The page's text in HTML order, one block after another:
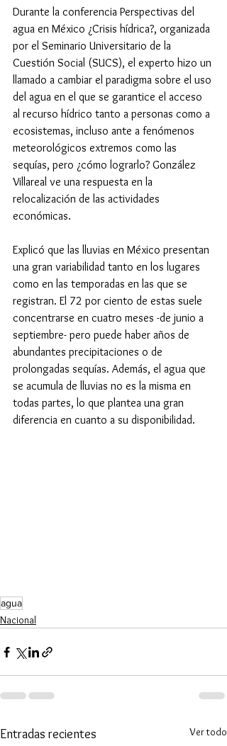
Durante la conferencia Perspectivas del
agua en México ¿Crisis hídrica?, organizada
por el Seminario Universitario de la
Cuestión Social (SUCS), el experto hizo un
llamado a cambiar el paradigma sobre el uso
del agua en el que se garantice el acceso
al recurso hídrico tanto a personas como a
ecosistemas, incluso ante a fenómenos
meteorológicos extremos como las
sequías, pero ¿cómo lograrlo? González
Villareal ve una respuesta en la
relocalización de las actividades
económicas.
Explicó que las lluvias en México presentan
una gran variabilidad tanto en los lugares
como en las temporadas en las que se
registran. El 72 por ciento de estas suele
concentrarse en cuatro meses -de junio a
septiembre- pero puede haber años de
abundantes precipitaciones o de
prolongadas sequías. Además, el agua que
se acumula de lluvias no es la misma en
todas partes, lo que plantea una gran
diferencia en cuanto a su disponibilidad.
agua
Nacional
Entradas recientes Ver todo